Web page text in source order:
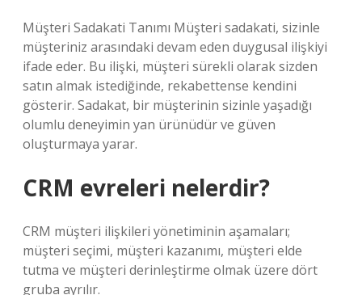
Müşteri Sadakati Tanımı Müşteri sadakati, sizinle
müşteriniz arasındaki devam eden duygusal ilişkiyi
ifade eder. Bu ilişki, müşteri sürekli olarak sizden
satın almak istediğinde, rekabettense kendini
gösterir. Sadakat, bir müşterinin sizinle yaşadığı
olumlu deneyimin yan ürünüdür ve güven
oluşturmaya yarar.
CRM evreleri nelerdir?
CRM müşteri ilişkileri yönetiminin aşamaları;
müşteri seçimi, müşteri kazanımı, müşteri elde
tutma ve müşteri derinleştirme olmak üzere dört
gruba ayrılır.